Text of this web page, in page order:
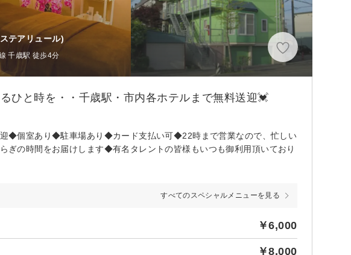
テアリュール)
千歳駅 徒歩4分
ひと時を・・千歳駅・市内各ホテルまで無料送迎💓
◆個室あり◆駐車場あり◆カード支払い可◆22時まで営業なので、忙しい
の時間をお届けします◆有名タレントの皆様もいつも御利用頂いており
すべてのスペシャルメニューを見る
￥6,000
￥8,000